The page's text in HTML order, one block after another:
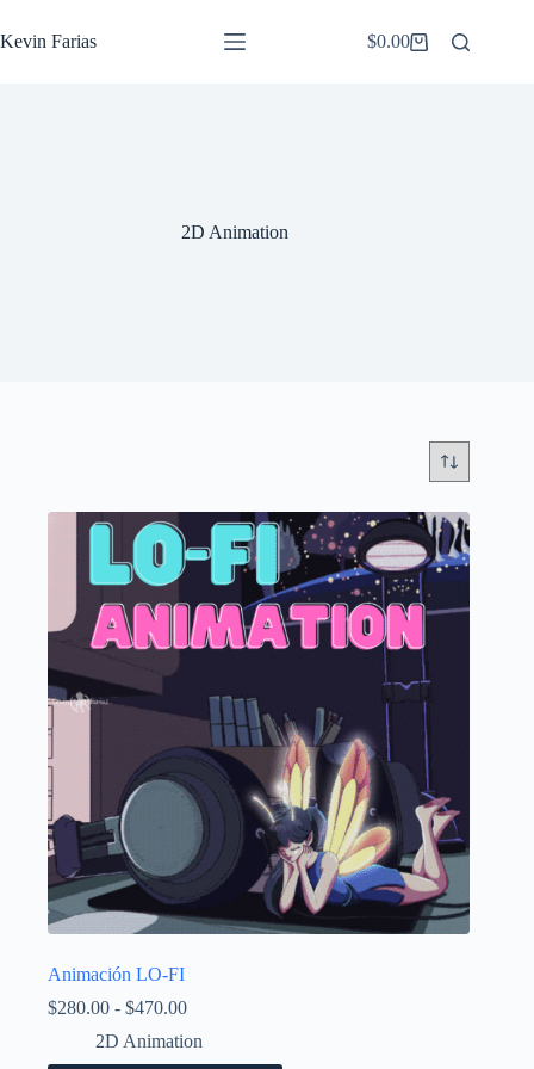
al
contenido
Kevin Farias
Carro
$0.00
2D Animation
Animación LO-FI
$280.00 - $470.00Rango
precios:
2D Animation